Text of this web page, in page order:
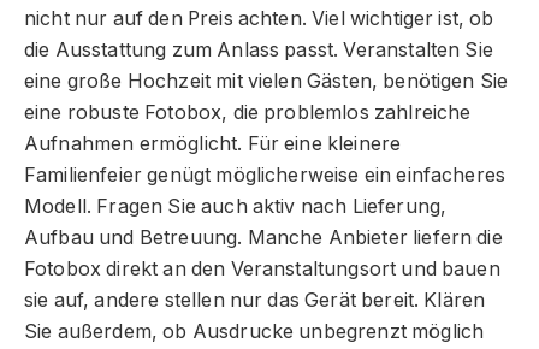
nicht nur auf den Preis achten. Viel wichtiger ist, ob
die Ausstattung zum Anlass passt. Veranstalten Sie
eine große Hochzeit mit vielen Gästen, benötigen Sie
eine robuste Fotobox, die problemlos zahlreiche
Aufnahmen ermöglicht. Für eine kleinere
Familienfeier genügt möglicherweise ein einfacheres
Modell. Fragen Sie auch aktiv nach Lieferung,
Aufbau und Betreuung. Manche Anbieter liefern die
Fotobox direkt an den Veranstaltungsort und bauen
sie auf, andere stellen nur das Gerät bereit. Klären
Sie außerdem, ob Ausdrucke unbegrenzt möglich